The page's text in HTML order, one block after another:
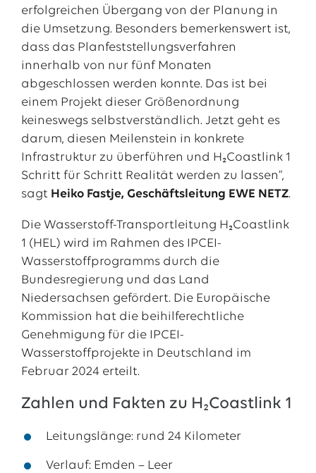
erfolgreichen Übergang von der Planung in
die Umsetzung. Besonders bemerkenswert ist,
dass das Planfeststellungsverfahren
innerhalb von nur fünf Monaten
abgeschlossen werden konnte. Das ist bei
einem Projekt dieser Größenordnung
keineswegs selbstverständlich. Jetzt geht es
darum, diesen Meilenstein in konkrete
Infrastruktur zu überführen und H₂Coastlink 1
Schritt für Schritt Realität werden zu lassen“,
sagt Heiko Fastje, Geschäftsleitung EWE NETZ.
Die Wasserstoff-Transportleitung H₂Coastlink
1 (HEL) wird im Rahmen des IPCEI-
Wasserstoffprogramms durch die
Bundesregierung und das Land
Niedersachsen gefördert. Die Europäische
Kommission hat die beihilferechtliche
Genehmigung für die IPCEI-
Wasserstoffprojekte in Deutschland im
Februar 2024 erteilt.
Zahlen und Fakten zu H₂Coastlink 1
Leitungslänge: rund 24 Kilometer
Verlauf: Emden – Leer